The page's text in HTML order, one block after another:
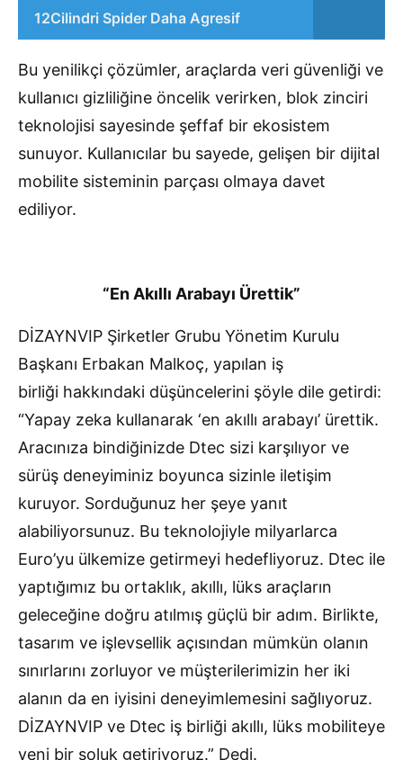
12Cilindri Spider Daha Agresif
Bu yenilikçi çözümler, araçlarda veri güvenliği ve
kullanıcı gizliliğine öncelik verirken, blok zinciri
teknolojisi sayesinde şeffaf bir ekosistem
sunuyor. Kullanıcılar bu sayede, gelişen bir dijital
mobilite sisteminin parçası olmaya davet
ediliyor.
“En Akıllı Arabayı Ürettik”
DİZAYNVIP Şirketler Grubu Yönetim Kurulu
Başkanı Erbakan Malkoç, yapılan iş
birliği hakkındaki düşüncelerini şöyle dile getirdi:
“Yapay zeka kullanarak ‘en akıllı arabayı’ ürettik.
Aracınıza bindiğinizde Dtec sizi karşılıyor ve
sürüş deneyiminiz boyunca sizinle iletişim
kuruyor. Sorduğunuz her şeye yanıt
alabiliyorsunuz. Bu teknolojiyle milyarlarca
Euro’yu ülkemize getirmeyi hedefliyoruz. Dtec ile
yaptığımız bu ortaklık, akıllı, lüks araçların
geleceğine doğru atılmış güçlü bir adım. Birlikte,
tasarım ve işlevsellik açısından mümkün olanın
sınırlarını zorluyor ve müşterilerimizin her iki
alanın da en iyisini deneyimlemesini sağlıyoruz.
DİZAYNVIP ve Dtec iş birliği akıllı, lüks mobiliteye
yeni bir soluk getiriyoruz.” Dedi.